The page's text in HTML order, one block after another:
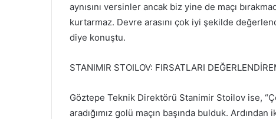
aynısını versinler ancak biz yine de maçı
kurtarmaz. Devre arasını çok iyi şekilde
diye konuştu.
STANIMIR STOILOV: FIRSATLARI
Göztepe Teknik Direktörü Stanimir Stoilov ise,
aradığımız golü maçın başında bulduk.